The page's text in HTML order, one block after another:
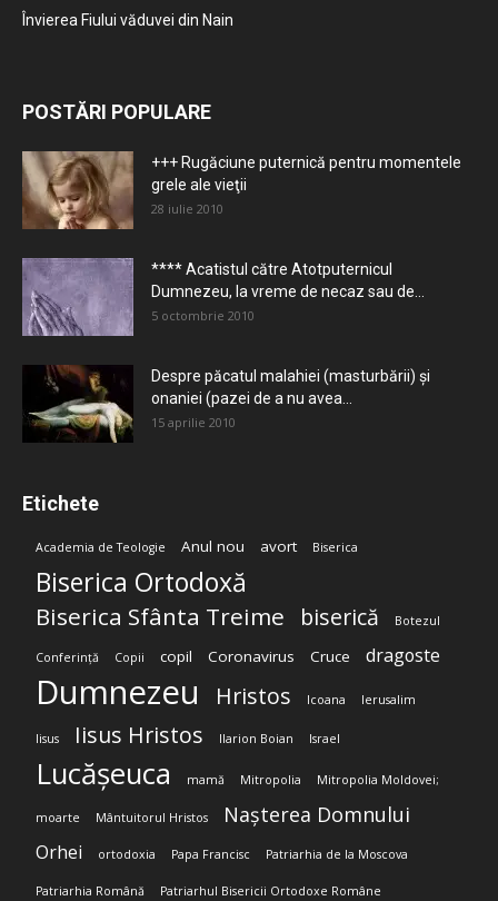
Învierea Fiului văduvei din Nain
POSTĂRI POPULARE
+++ Rugăciune puternică pentru momentele
grele ale vieţii
28 iulie 2010
**** Acatistul către Atotputernicul
Dumnezeu, la vreme de necaz sau de...
5 octombrie 2010
Despre păcatul malahiei (masturbării) şi
onaniei (pazei de a nu avea...
15 aprilie 2010
Etichete
Academia de Teologie Anul nou avort Biserica
Biserica Ortodoxă
Biserica Sfânta Treime biserică Botezul
Conferință Copii copil Coronavirus Cruce dragoste
Dumnezeu Hristos Icoana Ierusalim
Iisus Iisus Hristos Ilarion Boian Israel
Lucășeuca mamă Mitropolia Mitropolia Moldovei;
moarte Mântuitorul Hristos Nașterea Domnului
Orhei ortodoxia Papa Francisc Patriarhia de la Moscova
Patriarhia Română Patriarhul Bisericii Ortodoxe Române